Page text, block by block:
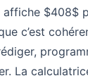
affiche $408$
c’est
La